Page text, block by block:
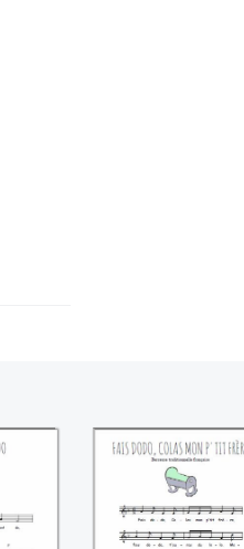
do
Fais dodo, Colas
mon p'tit frère